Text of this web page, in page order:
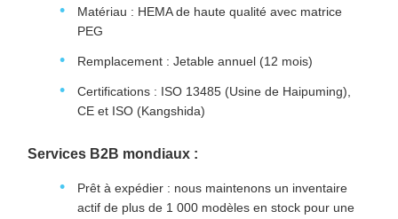
Matériau : HEMA de haute qualité avec matrice
PEG
Remplacement : Jetable annuel (12 mois)
Certifications : ISO 13485 (Usine de Haipuming),
CE et ISO (Kangshida)
Services B2B mondiaux :
Prêt à expédier : nous maintenons un inventaire
actif de plus de 1 000 modèles en stock pour une